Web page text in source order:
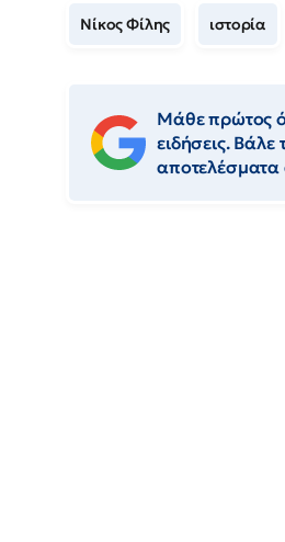
Νίκος Φίλης ιστορία
Μάθε πρώτος
ειδήσεις.
αποτελέσματα